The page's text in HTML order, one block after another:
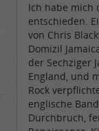
Ich habe mich
entschieden.
von Chris
Domizil
der Sechziger
England, und
Rock
englische
Durchbruch,